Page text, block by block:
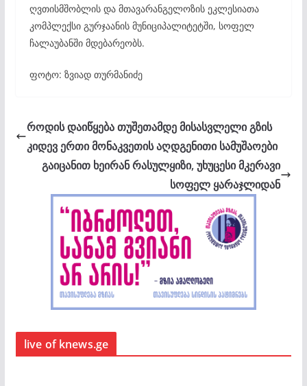
ღვთისმშობლის და მთავარანგელოზის ეკლესიათა
კომპლექსი გურჯაანის მუნიციპალიტეტში, სოფელ
ჩალაუბანში მდებარეობს.
ფოტო: ზვიად თურმანიძე
როდის დაიწყება თუშეთამდე მისასვლელი გზის
კიდევ ერთი მონაკვეთის აღდგენითი სამუშაოები
გაიცანით ხეირან რასულყიზი, უხუცესი მკერავი
სოფელ ყარაჯლიდან
live of knews.ge